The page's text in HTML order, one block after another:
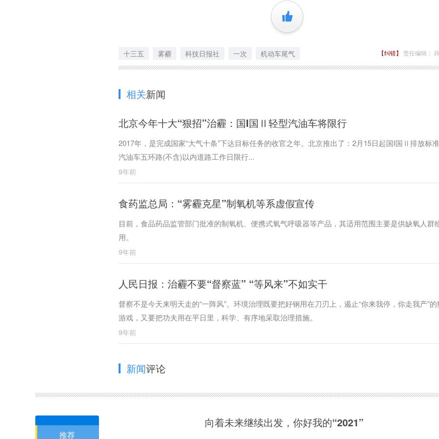
+1
十三五 雾霾 科技日报社 一次 机动车尾气 【纠错】 责任编辑：
相关新闻
北京今年十大“狠招”治霾：国I国Ⅱ轻型汽油车将限行
2017年，是完成国家“大气十条”下达目标任务的收官之年。北京推出了：2月15日起国I国Ⅱ排放标
汽油车五环路(不含)以内道路工作日限行...
9年前
食药监总局：“雾霾克星”制氧机等系虚假宣传
目前，食品药品监管部门批准的制氧机、便携式氧气呼吸器等产品，其适用范围主要是供缺氧人群
用。
9年前
人民日报：治霾不要“督察蓝” “等风来”不如实干
督察不是今天来明天走的“一阵风”。环境治理既要把好钢用在刀刃上，遏止“你来我停，你走我产”的
游戏，又要把功夫用在平日里，科学、有序地采取治理措施。
9年前
新闻评论
推荐
向着未来继续出发，你好我的“2021”